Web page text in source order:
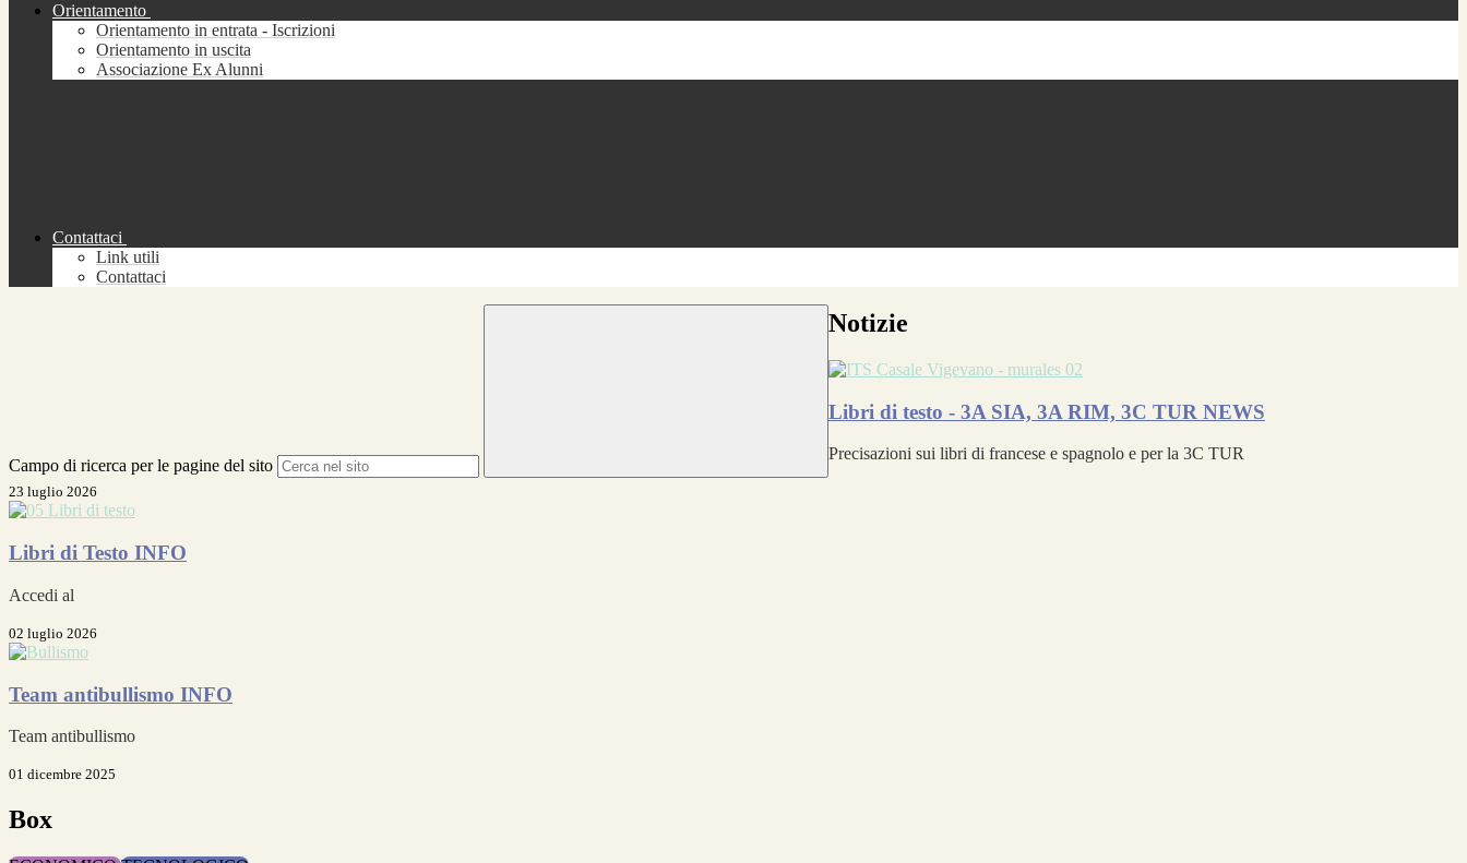
Orientamento
Orientamento in entrata - Iscrizioni
Orientamento in uscita
Associazione Ex Alunni
Contattaci
Link utili
Contattaci
Campo di ricerca per le pagine del sito
Notizie
Libri di testo - 3A SIA, 3A RIM, 3C TUR NEWS
Precisazioni sui libri di francese e spagnolo e per la 3C TUR
23 luglio 2026
Libri di Testo INFO
Accedi al
02 luglio 2026
Team antibullismo INFO
Team antibullismo
01 dicembre 2025
Box